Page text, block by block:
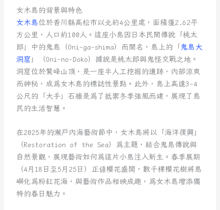
女木島的背景與特色
女木島位於香川縣高松市以北約4公里處，面積僅2.62平
方公里，人口約100人。這座小島因日本民間傳說「桃太
郎」中的鬼島（Oni-ga-shima）而聞名，島上的「 鬼島大
洞窟 」（Oni-no-Doko）據說是桃太郎與鬼怪交戰之地。
洞窟位於鷲峰山頂，是一座半人工挖掘的遺跡，內部涼爽
而神秘，成為女木島的標誌性景點。此外，島上高達3-4
公尺的「大手」石牆是為了抵禦冬季強風而建，展現了島
民的生活智慧。
在2025年的瀨戶內海藝術節中，女木島將以「海洋復興」
（Restoration of the Sea）為主題，結合鬼島傳說與
自然景觀，展現藝術如何為這片小島注入新生。春季展期
（4月18日至5月25日）正值櫻花盛開，數千棵櫻花樹將島
嶼化為粉紅花海，與藝術作品相映成趣，為女木島增添獨
特的春日魅力。